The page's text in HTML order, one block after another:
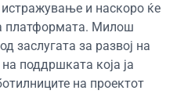
и наскоро ќе
платформата. Милош
заслугата за развој на
поддршката која ја
на проектот